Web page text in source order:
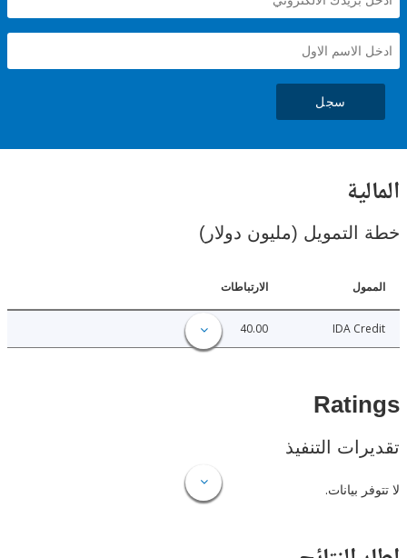
(مليون دولار)
الارتباطات
IDA
التنفيذ
بيانات.